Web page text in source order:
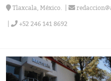
Tlaxcala, México.
+52 246 141 8692